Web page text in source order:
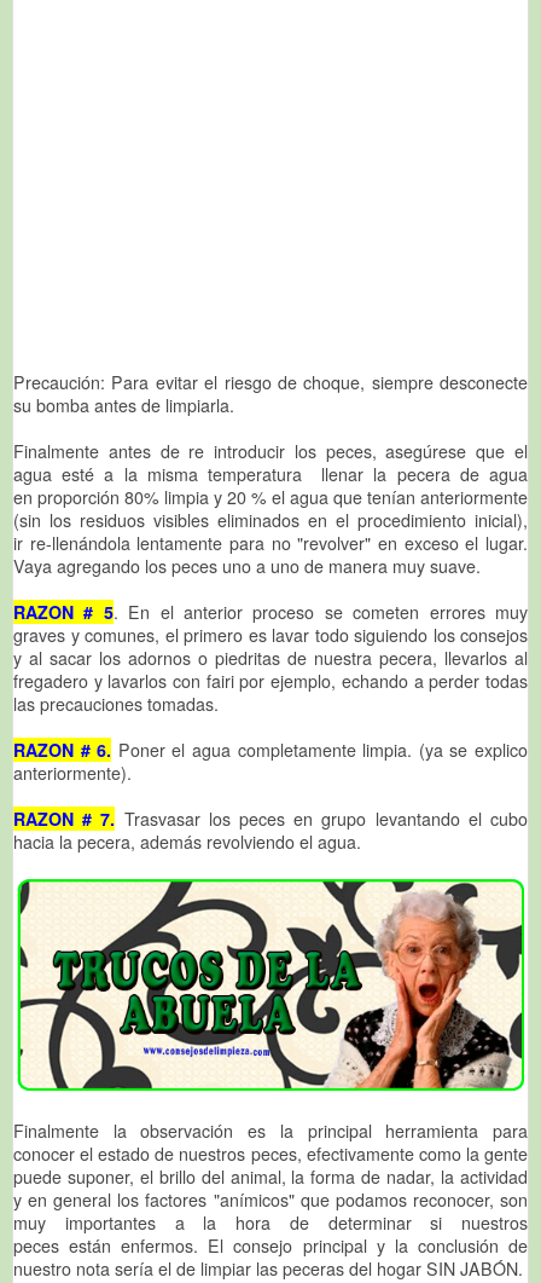
Precaución: Para evitar el riesgo de choque, siempre desconecte
su bomba antes de limpiarla.
Finalmente antes de re introducir los peces, asegúrese que el
agua esté a la misma temperatura llenar la pecera de agua
en proporción 80% limpia y 20 % el agua que tenían anteriormente
(sin los residuos visibles eliminados en el procedimiento inicial),
ir re-llenándola lentamente para no "revolver" en exceso el lugar.
Vaya agregando los peces uno a uno de manera muy suave.
RAZON # 5. En el anterior proceso se cometen errores muy
graves y comunes, el primero es lavar todo siguiendo los consejos
y al sacar los adornos o piedritas de nuestra pecera, llevarlos al
fregadero y lavarlos con fairi por ejemplo, echando a perder todas
las precauciones tomadas.
RAZON # 6. Poner el agua completamente limpia. (ya se explico
anteriormente).
RAZON # 7. Trasvasar los peces en grupo levantando el cubo
hacia la pecera, además revolviendo el agua.
Finalmente la observación es la principal herramienta para
conocer el estado de nuestros peces, efectivamente como la gente
puede suponer, el brillo del animal, la forma de nadar, la actividad
y en general los factores "anímicos" que podamos reconocer, son
muy importantes a la hora de determinar si nuestros
peces están enfermos. El consejo principal y la conclusión de
nuestro nota sería el de limpiar las peceras del hogar SIN JABÓN.